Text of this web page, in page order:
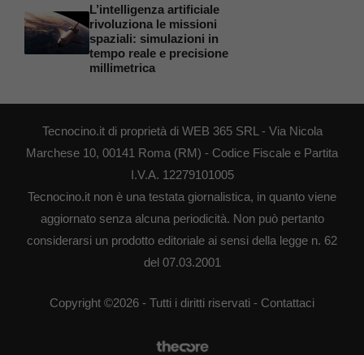
L’intelligenza artificiale
rivoluziona le missioni
spaziali: simulazioni in
tempo reale e precisione
millimetrica
Tecnocino.it di proprietà di WEB 365 SRL - Via Nicola
Marchese 10, 00141 Roma (RM) - Codice Fiscale e Partita
I.V.A. 12279101005
Tecnocino.it non è una testata giornalistica, in quanto viene
aggiornato senza alcuna periodicità. Non può pertanto
considerarsi un prodotto editoriale ai sensi della legge n. 62
del 07.03.2001
Copyright ©2026 - Tutti i diritti riservati - Contattaci